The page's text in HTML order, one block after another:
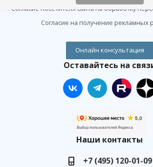
Согласие посетителя сайта на обработку
Согласие на получение рекламных
Онлайн консультация
Оставайтесь на
Наши контакты
+7 (495) 120-01-09